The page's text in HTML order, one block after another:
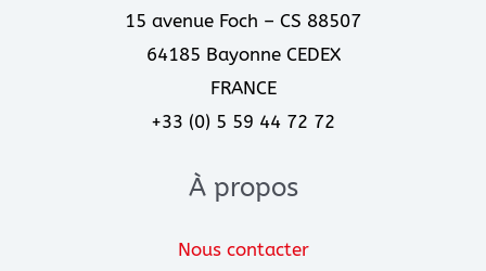
15 avenue Foch – CS 88507
64185 Bayonne CEDEX
FRANCE
+33 (0) 5 59 44 72 72
À propos
Nous contacter